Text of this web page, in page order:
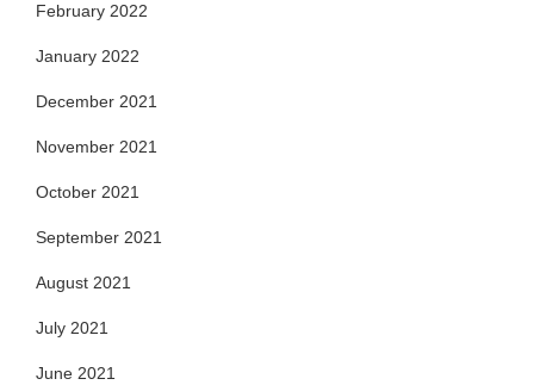
February 2022
January 2022
December 2021
November 2021
October 2021
September 2021
August 2021
July 2021
June 2021